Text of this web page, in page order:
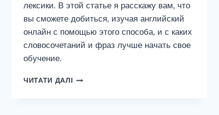
лексики. В этой статье я расскажу вам, что
вы сможете добиться, изучая английский
онлайн с помощью этого способа, и с каких
словосочетаний и фраз лучше начать свое
обучение.
ЧИТАТИ ДАЛІ ПОЧЕМУ